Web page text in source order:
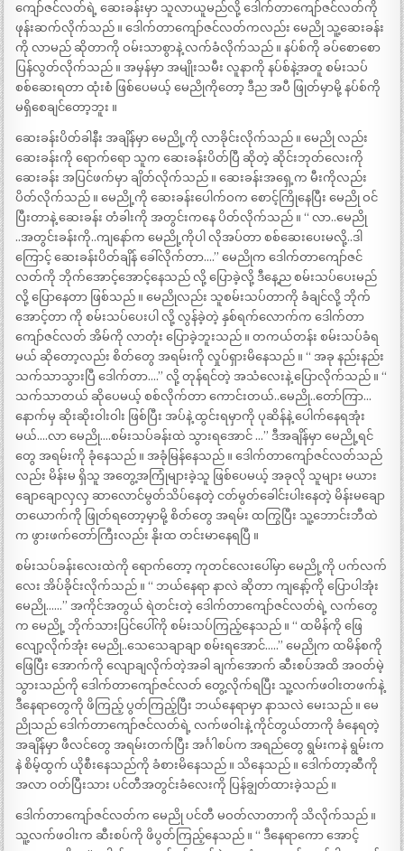
ကျော်ဇင်လတ်ရဲ့ ဆေးခန်းမှာ သူလာယူမည်လို့ ဒေါက်တာကျော်ဇင်လတ်ကို
ဖုန်းဆက်လိုက်သည် ။ ဒေါက်တာကျော်ဇင်လတ်ကလည်း မေညို သူ့ဆေးခန်း
ကို လာမည် ဆိုတာကို ဝမ်းသာစွာနဲ့ လက်ခံလိုက်သည် ။ နပ်စ်ကို ခပ်စောစော
ပြန်လွတ်လိုက်သည် ။ အမှန်မှာ အမျိုးသမီး လူနာကို နပ်စ်နဲ့အတူ စမ်းသပ်
စစ်ဆေးရတာ ထုံးစံ ဖြစ်ပေမယ့် မေညိုကိုတော့ ဒီည အပီ ဖြုတ်မှာမို့ နပ်စ်ကို
မရှိစေချင်တော့ဘူး ။
ဆေးခန်းပိတ်ခါနီး အချိန်မှာ မေညို့ကို လာခိုင်းလိုက်သည် ။ မေညို လည်း
ဆေးခန်းကို ရောက်ရော သူက ဆေးခန်းပိတ်ပြီ ဆိုတဲ့ ဆိုင်းဘုတ်လေးကို
ဆေးခန်း အပြင်ဖက်မှာ ချိတ်လိုက်သည် ။ ဆေးခန်းအရှေ့က မီးကိုလည်း
ပိတ်လိုက်သည် ။ မေညို့ကို ဆေးခန်းပေါက်ဝက စောင့်ကြိုနေပြီး မေညို ဝင်
ပြီးတာနဲ့ ဆေးခန်း တံခါးကို အတွင်းကနေ ပိတ်လိုက်သည် ။ “ လာ..မေညို
..အတွင်းခန်းကို..ကျနော်က မေညို့ကိုပါ လိုအပ်တာ စစ်ဆေးပေးမလို့..ဒါ
ကြောင့် ဆေးခန်းပိတ်ချိန် ခေါ်လိုက်တာ….” မေညိုက ဒေါက်တာကျော်ဇင်
လတ်ကို ဘိုက်အောင့်အောင့်နေသည် လို့ ပြောခဲ့လို့ ဒီနေ့ည စမ်းသပ်ပေးမည်
လို့ ပြောနေတာ ဖြစ်သည် ။ မေညိုလည်း သူစမ်းသပ်တာကို ခံချင်လို့ ဘိုက်
အောင့်တာ ကို စမ်းသပ်ပေးပါ လို့ လွန်ခဲ့တဲ့ နှစ်ရက်လောက်က ဒေါက်တာ
ကျော်ဇင်လတ် အိမ်ကို လာတုံး ပြောခဲ့ဘူးသည် ။ တကယ်တန်း စမ်းသပ်ခံရ
မယ် ဆိုတော့လည်း စိတ်တွေ အရမ်းကို လှုပ်ရှားမိနေသည် ။ “ အခု နည်းနည်း
သက်သာသွားပြီ ဒေါက်တာ….” လို့ တုန်ရင်တဲ့ အသံလေးနဲ့ ပြောလိုက်သည် ။ “
သက်သာတယ် ဆိုပေမယ့် စစ်လိုက်တာ ကောင်းတယ်..မေညို..တော်ကြာ…
နောက်မှ ဆိုးဆိုးဝါးဝါး ဖြစ်ပြီး အပ်နဲ့ ထွင်းရမှာကို ပုဆိန်နဲ့ ပေါက်နေရအုံး
မယ်….လာ မေညို….စမ်းသပ်ခန်းထဲ သွားရအောင် …” ဒီအချိန်မှာ မေညို့ရင်
တွေ အရမ်းကို ခုံနေသည် ။ အခုံမြန်နေသည် ။ ဒေါက်တာကျော်ဇင်လတ်သည်
လည်း မိန်းမ ရှိသူ အတွေ့အကြုံများခဲ့သူ ဖြစ်ပေမယ့် အခုလို သူများ မယား
ချောချောလှလှ ဆာလောင်မွတ်သိပ်နေတဲ့ ငတ်မွတ်ခေါင်းပါးနေတဲ့ မိန်းမချော
တယောက်ကို ဖြုတ်ရတော့မှာမို့ စိတ်တွေ အရမ်း ထကြွပြီး သူ့ဘောင်းဘီထဲ
က ဖွားဖက်တော်ကြီးလည်း နိုးထ တင်းမာနေရပြီ ။
စမ်းသပ်ခန်းလေးထဲကို ရောက်တော့ ကုတင်လေးပေါ်မှာ မေညို့ကို ပက်လက်
လေး အိပ်ခိုင်းလိုက်သည် ။ “ ဘယ်နေရာ နာလဲ ဆိုတာ ကျနော့်ကို ပြောပါအုံး
မေညို……” အကိုင်အတွယ် ရဲတင်းတဲ့ ဒေါက်တာကျော်ဇင်လတ်ရဲ့ လက်တွေ
က မေညို့ ဘိုက်သားပြင်ပေါ်ကို စမ်းသပ်ကြည့်နေသည် ။ “ ထမိန်ကို ဖြေ
လျော့လိုက်အုံး မေညို..သေသေချာချာ စမ်းရအောင်…..” မေညိုက ထမိန်စကို
ဖြေပြီး အောက်ကို လျောချလိုက်တဲ့အခါ ချက်အောက် ဆီးစပ်အထိ အဝတ်မဲ့
သွားသည်ကို ဒေါက်တာကျော်ဇင်လတ် တွေ့လိုက်ရပြီး သူ့လက်ဖဝါးတဖက်နဲ့
ဒီနေရာတွေကို ဖိကြည့် ပွတ်ကြည့်ပြီး ဘယ်နေရာမှာ နာသလဲ မေးသည် ။ မေ
ညိုသည် ဒေါက်တာကျော်ဇင်လတ်ရဲ့ လက်ဖဝါးနဲ့ ကိုင်တွယ်တာကို ခံနေရတဲ့
အချိန်မှာ ဖီလင်တွေ အရမ်းတက်ပြီး အင်္ဂါစပ်က အရည်တွေ ရွမ်းကနဲ ရွမ်းက
နဲ စိမ့်ထွက် ယိုစီးနေသည်ကို ခံစားမိနေသည် ။ သိနေသည် ။ ဒေါက်တာ့ဆီကို
အလာ ဝတ်ပြီးသား ပင်တီအတွင်းခံလေးကို ပြန်ချွတ်ထားခဲ့သည် ။
ဒေါက်တာကျော်ဇင်လတ်က မေညို ပင်တီ မဝတ်လာတာကို သိလိုက်သည် ။
သူ့လက်ဖဝါးက ဆီးစပ်ကို ဖိပွတ်ကြည့်နေသည် ။ “ ဒီနေရာကော အောင့်